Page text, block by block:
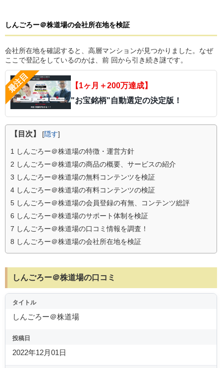
しんごろー＠株道場の会社所在地を検証
会社所在地を確認すると、高層マンションが見つかりました。なぜ
ここで登記をしているのかは、前 回から引き続き謎です。
【1ヶ月＋200万達成】
"お宝銘柄"自動選定の決定版！
【目次】 [隠す]
1 しんごろー＠株道場の特徴・運営方針
2 しんごろー＠株道場の商品の概要、サービスの紹介
3 しんごろー＠株道場の無料コンテンツを検証
4 しんごろー＠株道場の有料コンテンツの検証
5 しんごろー＠株道場の会員登録の有無、コンテンツ総評
6 しんごろー＠株道場のサポート体制を検証
7 しんごろー＠株道場の口コミ情報を調査！
8 しんごろー＠株道場の会社所在地を検証
しんごろー＠株道場の口コミ
タイトル
しんごろー＠株道場
投稿日
2022年12月01日